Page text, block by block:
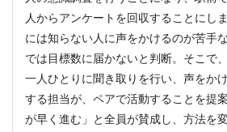
人からアンケートを回収することにし
には知らない人に声をかけるのが苦手
では目標数に届かないと判断。そこで
一人ひとりに聞き取りを行い、声をか
する担当が、ペアで活動することを提
が早く進む」と全員が賛成し、方法を